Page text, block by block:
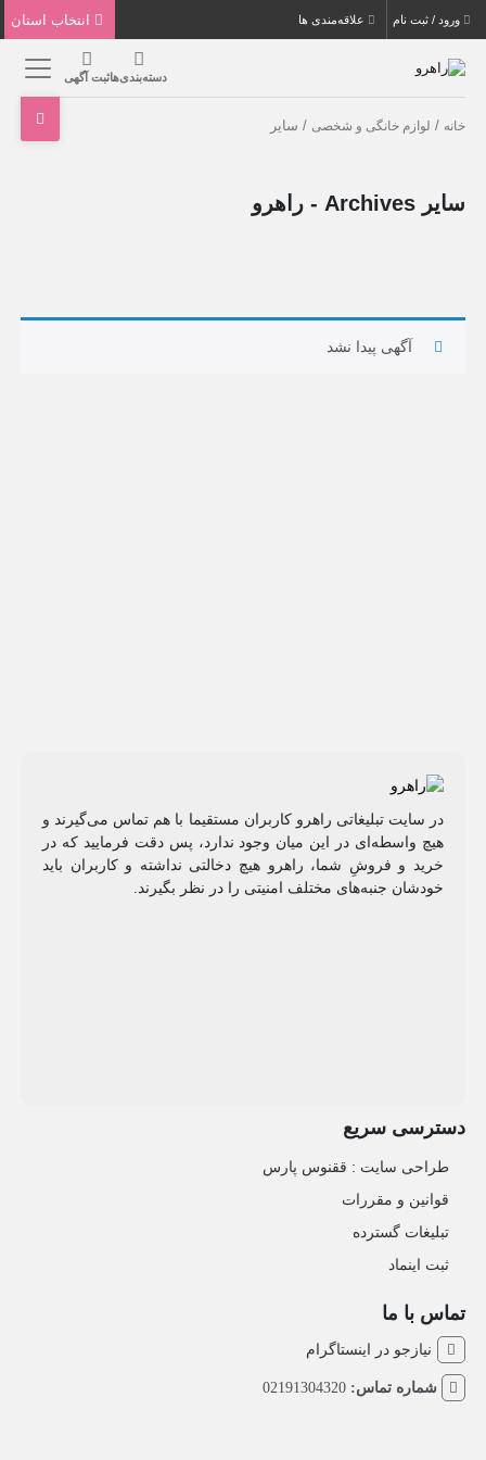
ورود / ثبت نام علاقه‌مندی ها
دسته‌بندی‌هاثبت آگهی
خانه / لوازم خانگی و شخصی / سایر
سایر Archives - راهرو
آگهی پیدا نشد
در سایت تبلیغاتی راهرو کاربران مستقیما با هم تماس می‌گیرند و
هیچ واسطه‌ای در این میان وجود ندارد، پس دقت فرمایید که در
خرید و فروشِ شما، راهرو هیچ دخالتی نداشته و کاربران باید
خودشان جنبه‌های مختلف امنیتی را در نظر بگیرند.
دسترسی سریع
طراحی سایت :‌ ققنوس پارس
قوانین و مقررات
تبلیغات گسترده
ثبت اینماد
تماس با ما
نیازجو در اینستاگرام
شماره تماس:02191304320